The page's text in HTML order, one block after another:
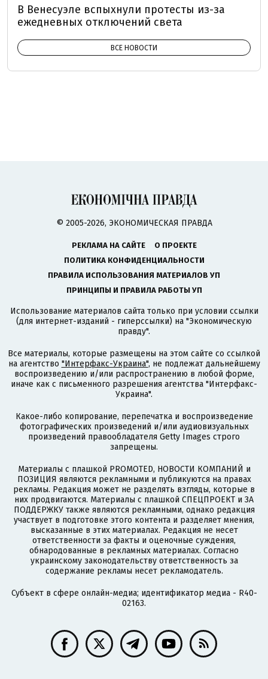
В Венесуэле вспыхнули протесты из-за
ежедневных отключений света
ВСЕ НОВОСТИ
© 2005-2026, ЭКОНОМИЧЕСКАЯ ПРАВДА
РЕКЛАМА НА САЙТЕ
О ПРОЕКТЕ
ПОЛИТИКА КОНФИДЕНЦИАЛЬНОСТИ
ПРАВИЛА ИСПОЛЬЗОВАНИЯ МАТЕРИАЛОВ УП
ПРИНЦИПЫ И ПРАВИЛА РАБОТЫ УП
Использование материалов сайта только при условии ссылки
(для интернет-изданий - гиперссылки) на "Экономическую
правду".
Все материалы, которые размещены на этом сайте со ссылкой
на агентство "Интерфакс-Украина", не подлежат дальнейшему
воспроизведению и/или распространению в любой форме,
иначе как с письменного разрешения агентства "Интерфакс-
Украина".
Какое-либо копирование, перепечатка и воспроизведение
фотографических произведений и/или аудиовизуальных
произведений правообладателя Getty Images строго
запрещены.
Материалы с плашкой PROMOTED, НОВОСТИ КОМПАНИЙ и
ПОЗИЦИЯ являются рекламными и публикуются на правах
рекламы. Редакция может не разделять взгляды, которые в
них продвигаются. Материалы с плашкой СПЕЦПРОЕКТ и ЗА
ПОДДЕРЖКУ также являются рекламными, однако редакция
участвует в подготовке этого контента и разделяет мнения,
высказанные в этих материалах. Редакция не несет
ответственности за факты и оценочные суждения,
обнародованные в рекламных материалах. Согласно
украинскому законодательству ответственность за
содержание рекламы несет рекламодатель.
Субъект в сфере онлайн-медиа; идентификатор медиа - R40-
02163.